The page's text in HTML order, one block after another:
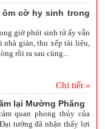
cờ hy sinh trong
giờ phút sinh tử ấy vẫn
nhà giàn, thu xếp tài liệu,
rồi ra sau cùng...
Chi tiết »
lại Mường Phăng
quan phong thủy của
tướng đã nhận thấy lợi